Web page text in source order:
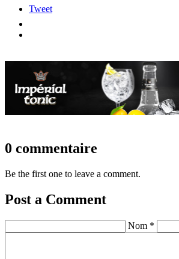
Tweet
0 commentaire
Be the first one to leave a comment.
Post a Comment
Nom *